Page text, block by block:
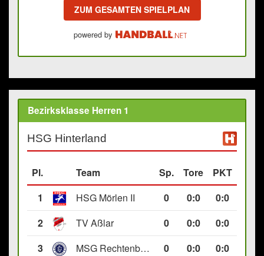
ZUM GESAMTEN SPIELPLAN
powered by
Bezirksklasse Herren 1
HSG Hinterland
Pl. Team Sp. Tore
PKT
1
HSG Mörlen II 0 0:0
0:0
2
TV Aßlar 0 0:0
0:0
3
MSG Rechtenbach/Wetzlar II 0 0:0 0:0